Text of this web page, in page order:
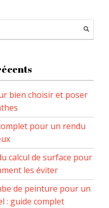
bien choisir et poser
pour un rendu
calcul de surface pour
les éviter
de peinture pour un
: guide complet